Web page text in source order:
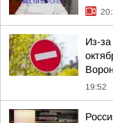
Из-за
19:52